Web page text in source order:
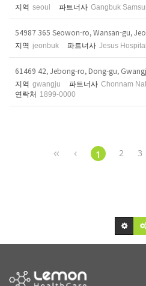
지역 seoul 파트너사 Gangbuk
54987 365 Seowon-ro, Wansan-gu,
지역 jeonbuk 파트너사 Jesus Hospital
61469 42, Jebong-ro, Dong-gu,
지역 gwangju 파트너사 Chonnam
연락처 1899-0000
1 2 3